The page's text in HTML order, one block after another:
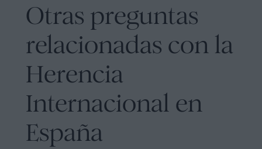
Otras preguntas
relacionadas con la
Herencia
Internacional en
España